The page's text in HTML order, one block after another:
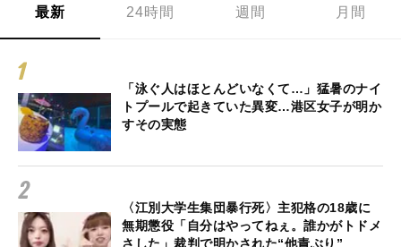
最新 24時間 週間 月間
「泳ぐ人はほとんどいなくて…」猛暑のナイ
トプールで起きていた異変…港区女子が明か
すその実態
〈江別大学生集団暴行死〉主犯格の18歳に
無期懲役「自分はやってねぇ。誰かがトドメ
さした」裁判で明かされた“他責ぶり”